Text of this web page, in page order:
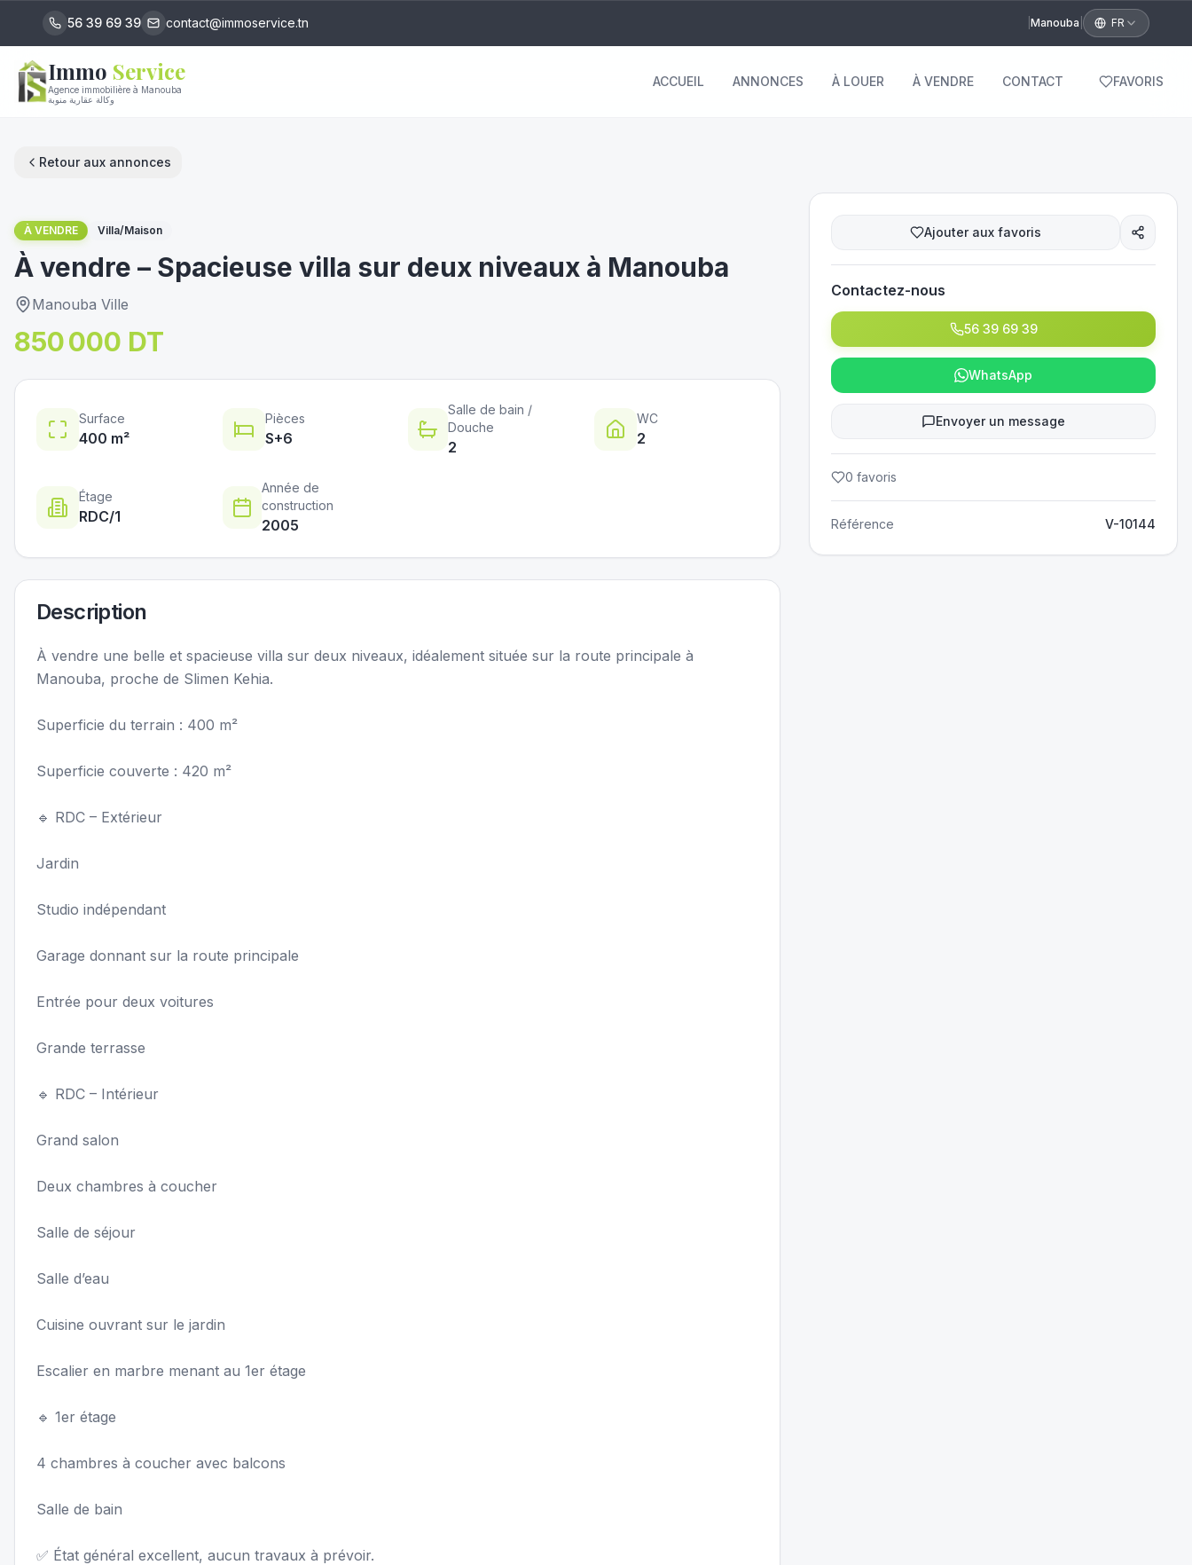
56 39 69 39 contact@immoservice.tn Manouba FR
Immo Service
Agence immobilière à Manouba
وكالة عقارية منوبة
ACCUEIL ANNONCES À LOUER À VENDRE CONTACT FAVORIS
Retour aux annonces
1/17
À VENDRE Villa/Maison
À vendre – Spacieuse villa sur deux niveaux à Manouba
Manouba Ville
850 000 DT
Surface
400 m²
Pièces
S+6
Salle de bain /
Douche
2
WC
2
Étage
RDC/1
Année de
construction
2005
Description
À vendre une belle et spacieuse villa sur deux niveaux, idéalement située sur la route principale à
Manouba, proche de Slimen Kehia.
Superficie du terrain : 400 m²
Superficie couverte : 420 m²
🔹 RDC – Extérieur
Jardin
Studio indépendant
Garage donnant sur la route principale
Entrée pour deux voitures
Grande terrasse
🔹 RDC – Intérieur
Grand salon
Deux chambres à coucher
Salle de séjour
Salle d’eau
Cuisine ouvrant sur le jardin
Escalier en marbre menant au 1er étage
🔹 1er étage
4 chambres à coucher avec balcons
Salle de bain
✅ État général excellent, aucun travaux à prévoir.
Ajouter aux favoris
Contactez-nous
56 39 69 39
WhatsApp
Envoyer un message
0 favoris
Référence V-10144